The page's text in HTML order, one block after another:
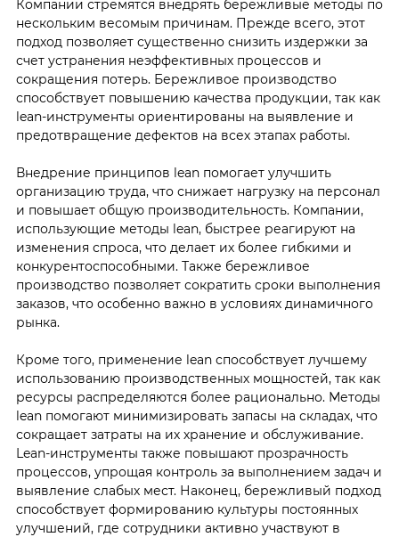
Компании стремятся внедрять бережливые методы по
нескольким весомым причинам. Прежде всего, этот
подход позволяет существенно снизить издержки за
счет устранения неэффективных процессов и
сокращения потерь. Бережливое производство
способствует повышению качества продукции, так как
lean-инструменты ориентированы на выявление и
предотвращение дефектов на всех этапах работы.
Внедрение принципов lean помогает улучшить
организацию труда, что снижает нагрузку на персонал
и повышает общую производительность. Компании,
использующие методы lean, быстрее реагируют на
изменения спроса, что делает их более гибкими и
конкурентоспособными. Также бережливое
производство позволяет сократить сроки выполнения
заказов, что особенно важно в условиях динамичного
рынка.
Кроме того, применение lean способствует лучшему
использованию производственных мощностей, так как
ресурсы распределяются более рационально. Методы
lean помогают минимизировать запасы на складах, что
сокращает затраты на их хранение и обслуживание.
Lean-инструменты также повышают прозрачность
процессов, упрощая контроль за выполнением задач и
выявление слабых мест. Наконец, бережливый подход
способствует формированию культуры постоянных
улучшений, где сотрудники активно участвуют в